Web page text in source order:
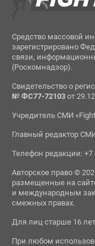
Средство массовой
зарегистрировано
связи,
(Роскомнадзор).
Свидетельство о
№ ФС77-72103от
Учредитель СМИ
Главный редактор
Телефон редакции: +7
Авторское право ©
размещенные на
и международным
смежных правах.
Для лиц старше 16 лет
При любом